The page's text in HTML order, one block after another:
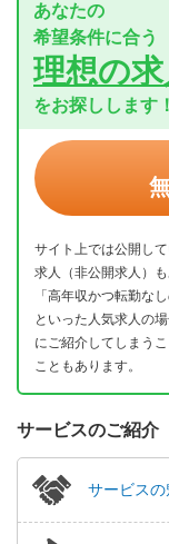
あなたの
希望条件に合う
理想の求
をお探しします！
サイト上では公開し
求人（非公開求人）
「高年収かつ転勤な
といった人気求人の
にご紹介してしまう
こともあります。
サービスのご紹介
サービスの